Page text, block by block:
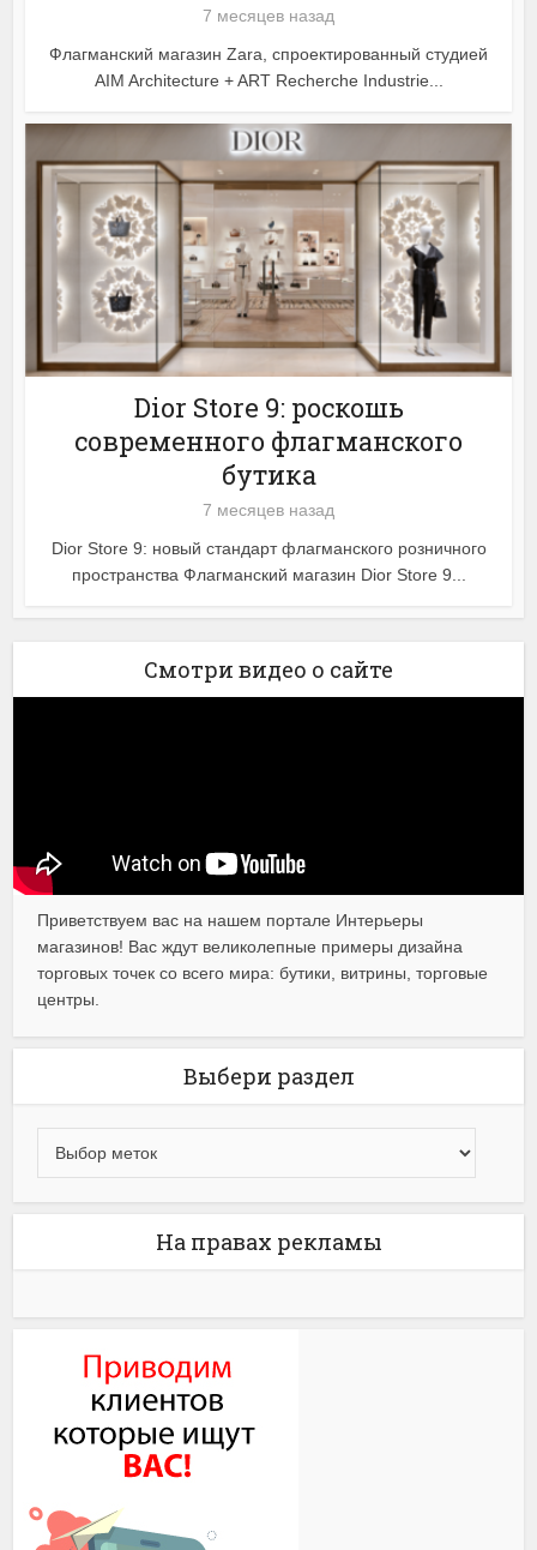
7 месяцев назад
Флагманский магазин Zara, спроектированный студией
AIM Architecture + ART Recherche Industrie...
Dior Store 9: роскошь
современного флагманского
бутика
7 месяцев назад
Dior Store 9: новый стандарт флагманского розничного
пространства Флагманский магазин Dior Store 9...
Смотри видео о сайте
Приветствуем вас на нашем портале Интерьеры
магазинов! Вас ждут великолепные примеры дизайна
торговых точек со всего мира: бутики, витрины, торговые
центры.
Выбери раздел
На правах рекламы